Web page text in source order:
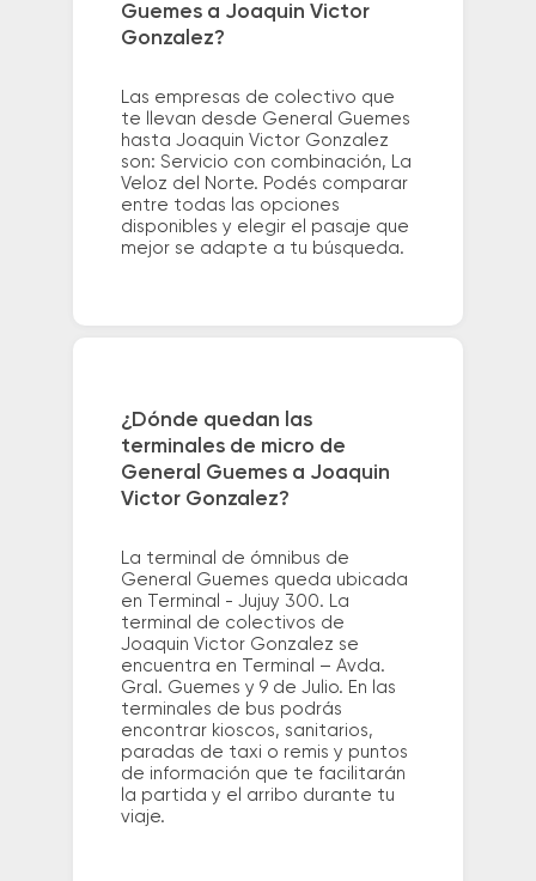
Guemes a Joaquin Victor
Gonzalez?
Las empresas de colectivo que
te llevan desde General Guemes
hasta Joaquin Victor Gonzalez
son: Servicio con combinación, La
Veloz del Norte. Podés comparar
entre todas las opciones
disponibles y elegir el pasaje que
mejor se adapte a tu búsqueda.
¿Dónde quedan las
terminales de micro de
General Guemes a Joaquin
Victor Gonzalez?
La terminal de ómnibus de
General Guemes queda ubicada
en Terminal - Jujuy 300. La
terminal de colectivos de
Joaquin Victor Gonzalez se
encuentra en Terminal – Avda.
Gral. Guemes y 9 de Julio. En las
terminales de bus podrás
encontrar kioscos, sanitarios,
paradas de taxi o remis y puntos
de información que te facilitarán
la partida y el arribo durante tu
viaje.